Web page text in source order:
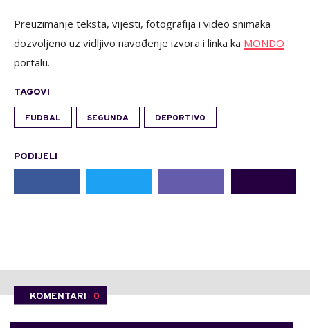
Preuzimanje teksta, vijesti, fotografija i video snimaka
dozvoljeno uz vidljivo navođenje izvora i linka ka MONDO
portalu.
TAGOVI
FUDBAL SEGUNDA DEPORTIVO
PODIJELI
KOMENTARI 0